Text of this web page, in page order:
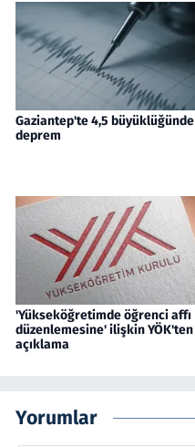
Gaziantep'te 4,5 büyüklüğünde
deprem
'Yükseköğretimde öğrenci affı
düzenlemesine' ilişkin YÖK'ten
açıklama
Yorumlar